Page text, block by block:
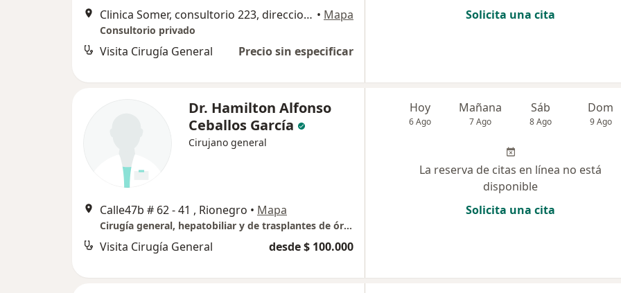
Clinica Somer, consultorio 223, direccion Calle 38 # 54a-35 Rionegro., Rionegro • Mapa
Consultorio privado
Visita Cirugía General Precio sin especificar
Solicita una cita
Dr. Hamilton Alfonso
Ceballos García
Cirujano general
Calle47b # 62 - 41 , Rionegro • Mapa
Cirugía general, hepatobiliar y de trasplantes de órganos abdominales
Visita Cirugía General desde $ 100.000
Hoy
6 Ago
Mañana
7 Ago
Sáb
8 Ago
Dom
9 Ago
La reserva de citas en línea no está
disponible
Solicita una cita